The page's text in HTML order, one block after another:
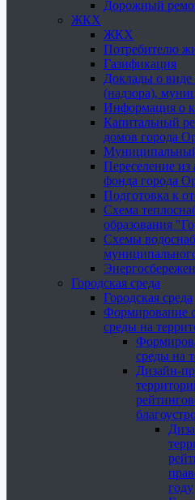
Дорожный
ЖКХ
ЖКХ
Потребителю
Газификация
Доклады о виде
(надзора),
Информация о
Капитальный
домов города
Переселение
фонда города
Подготовка к
Схема
образования
Схемы
Городская среда
Городская среда
Формирование
среды на
среды на
Дизайн-
году